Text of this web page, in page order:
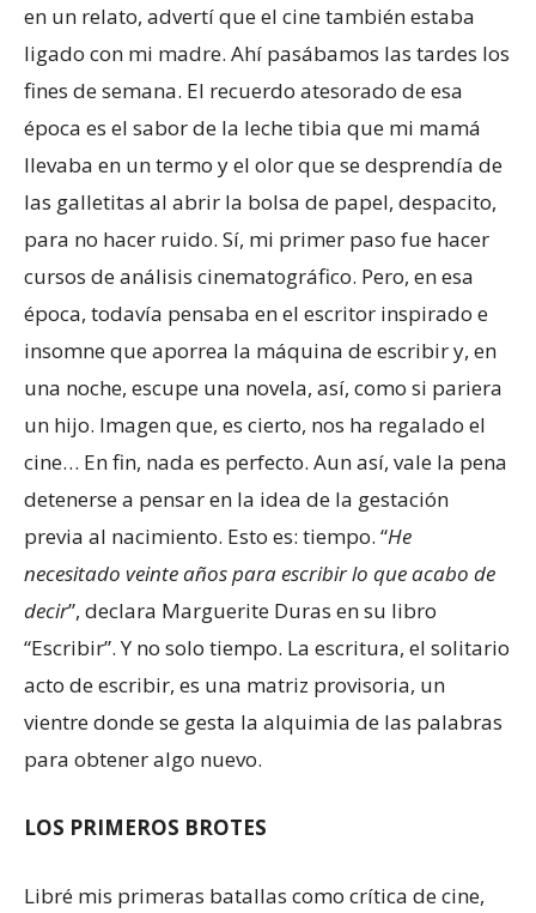
en un relato, advertí que el cine también estaba
ligado con mi madre. Ahí pasábamos las tardes los
fines de semana. El recuerdo atesorado de esa
época es el sabor de la leche tibia que mi mamá
llevaba en un termo y el olor que se desprendía de
las galletitas al abrir la bolsa de papel, despacito,
para no hacer ruido. Sí, mi primer paso fue hacer
cursos de análisis cinematográfico. Pero, en esa
época, todavía pensaba en el escritor inspirado e
insomne que aporrea la máquina de escribir y, en
una noche, escupe una novela, así, como si pariera
un hijo. Imagen que, es cierto, nos ha regalado el
cine… En fin, nada es perfecto. Aun así, vale la pena
detenerse a pensar en la idea de la gestación
previa al nacimiento. Esto es: tiempo. “He
necesitado veinte años para escribir lo que acabo de
decir”, declara Marguerite Duras en su libro
“Escribir”. Y no solo tiempo. La escritura, el solitario
acto de escribir, es una matriz provisoria, un
vientre donde se gesta la alquimia de las palabras
para obtener algo nuevo.
LOS PRIMEROS BROTES
Libré mis primeras batallas como crítica de cine,